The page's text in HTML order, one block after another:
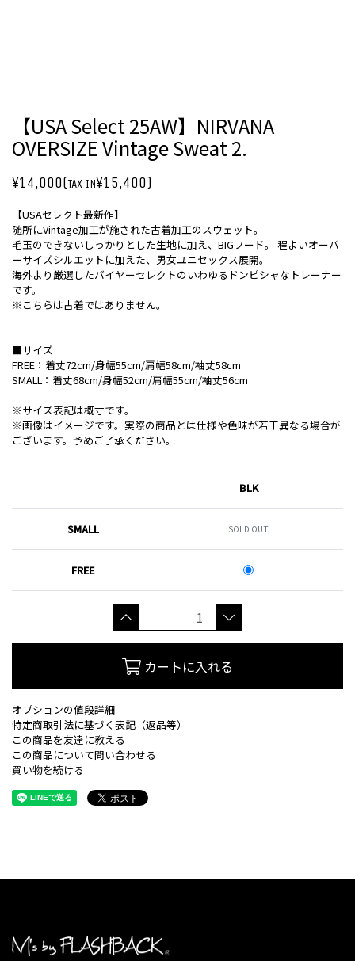
【USA Select 25AW】NIRVANA
OVERSIZE Vintage Sweat 2.
¥14,000(TAX IN¥15,400)
【USAセレクト最新作】
随所にVintage加工が施された古着加工のスウェット。
毛玉のできないしっかりとした生地に加え、BIGフード。 程よいオーバ
ーサイズシルエットに加えた、男女ユニセックス展開。
海外より厳選したバイヤーセレクトのいわゆるドンピシャなトレーナー
です。
※こちらは古着ではありません。
■サイズ
FREE：着丈72cm/身幅55cm/肩幅58cm/袖丈58cm
SMALL：着丈68cm/身幅52cm/肩幅55cm/袖丈56cm
※サイズ表記は概寸です。
※画像はイメージです。実際の商品とは仕様や色味が若干異なる場合が
ございます。予めご了承ください。
BLK
SMALL SOLD OUT
FREE
カートに入れる
オプションの値段詳細
特定商取引法に基づく表記（返品等）
この商品を友達に教える
この商品について問い合わせる
買い物を続ける